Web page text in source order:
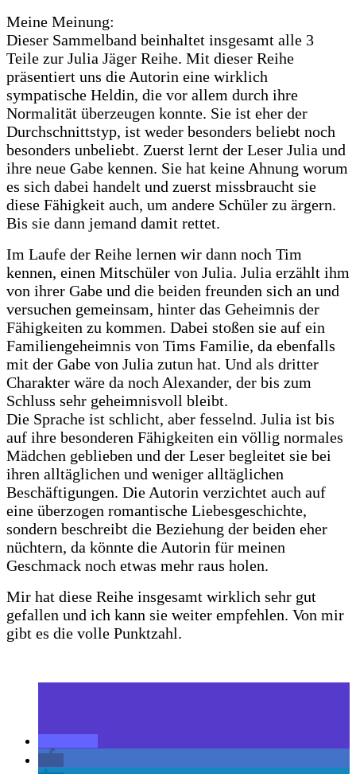
Meine Meinung:
Dieser Sammelband beinhaltet insgesamt alle 3
Teile zur Julia Jäger Reihe. Mit dieser Reihe
präsentiert uns die Autorin eine wirklich
sympatische Heldin, die vor allem durch ihre
Normalität überzeugen konnte. Sie ist eher der
Durchschnittstyp, ist weder besonders beliebt noch
besonders unbeliebt. Zuerst lernt der Leser Julia und
ihre neue Gabe kennen. Sie hat keine Ahnung worum
es sich dabei handelt und zuerst missbraucht sie
diese Fähigkeit auch, um andere Schüler zu ärgern.
Bis sie dann jemand damit rettet.
Im Laufe der Reihe lernen wir dann noch Tim
kennen, einen Mitschüler von Julia. Julia erzählt ihm
von ihrer Gabe und die beiden freunden sich an und
versuchen gemeinsam, hinter das Geheimnis der
Fähigkeiten zu kommen. Dabei stoßen sie auf ein
Familiengeheimnis von Tims Familie, da ebenfalls
mit der Gabe von Julia zutun hat. Und als dritter
Charakter wäre da noch Alexander, der bis zum
Schluss sehr geheimnisvoll bleibt.
Die Sprache ist schlicht, aber fesselnd. Julia ist bis
auf ihre besonderen Fähigkeiten ein völlig normales
Mädchen geblieben und der Leser begleitet sie bei
ihren alltäglichen und weniger alltäglichen
Beschäftigungen. Die Autorin verzichtet auch auf
eine überzogen romantische Liebesgeschichte,
sondern beschreibt die Beziehung der beiden eher
nüchtern, da könnte die Autorin für meinen
Geschmack noch etwas mehr raus holen.
Mir hat diese Reihe insgesamt wirklich sehr gut
gefallen und ich kann sie weiter empfehlen. Von mir
gibt es die volle Punktzahl.